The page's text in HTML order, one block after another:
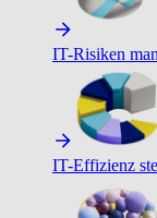
IT-Risiken
IT-Effizienz